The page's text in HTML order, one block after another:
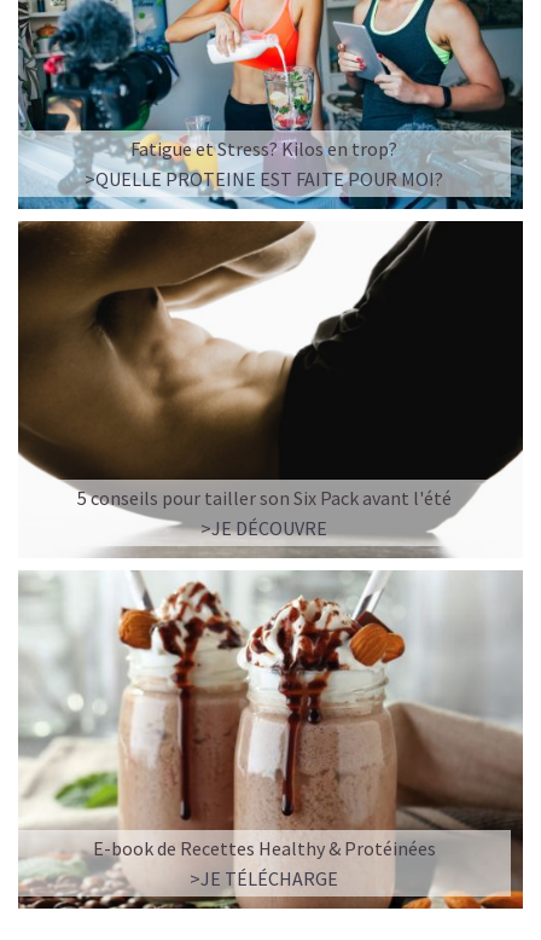
Imaginez un caramel fondant qui se mêle à un café
frappé crémeux, sans sucre raffiné et boosté en
protéines végétales.
C’est la boisson plaisir par excellence — celle qui
réconcilie dessert glacé et nutrition.
Résultat : un corps rassasié, une énergie durable, et zéro
fringale. Pour les gourmands qui veulent se faire plaisir
sans sacrifier leurs objectifs.
Découvrir le Café frappé au Caramel Protéiné
🍫 MOCHA GLACÉ PROTÉINÉ
L’ALLIANCE PARFAITE ENTRE PLAISIR ET
PERFORMANCE
Fatigue et Stress? Kilos en trop?
>QUELLE PROTEINE EST FAITE POUR MOI?
5 conseils pour tailler son Six Pack avant l'été
>JE DÉCOUVRE
E-book de Recettes Healthy & Protéinées
>JE TÉLÉCHARGE